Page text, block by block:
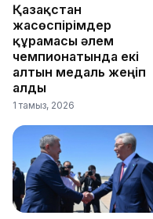
Қазақстан
жасөспірімдер
құрамасы әлем
чемпионатында екі
алтын медаль жеңіп
алды
1 тамыз, 2026